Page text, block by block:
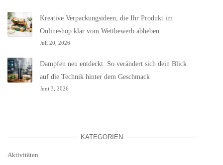
Kreative Verpackungsideen, die Ihr Produkt im
Onlineshop klar vom Wettbewerb abheben
Juli 20, 2026
Dampfen neu entdeckt: So verändert sich dein Blick
auf die Technik hinter dem Geschmack
Juni 3, 2026
KATEGORIEN
Aktivitäten